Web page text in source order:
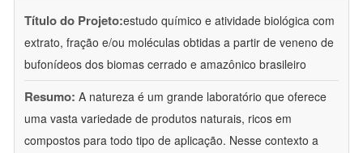
Título do Projeto:estudo químico e atividade biológica com
extrato, fração e/ou moléculas obtidas a partir de veneno de
bufonídeos dos biomas cerrado e amazônico brasileiro
Resumo: A natureza é um grande laboratório que oferece
uma vasta variedade de produtos naturais, ricos em
compostos para todo tipo de aplicação. Nesse contexto a